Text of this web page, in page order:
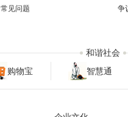
常见问题
争
购物宝 智慧通
和谐社会